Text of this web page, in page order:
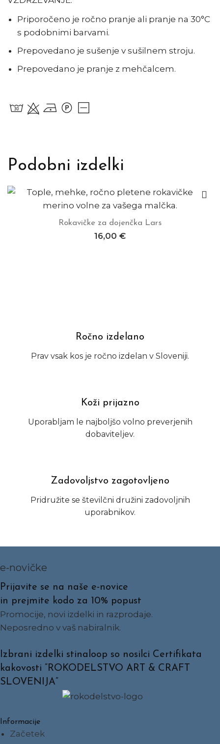
Priporočeno je ročno pranje ali pranje na 30°C
s podobnimi barvami.
Prepovedano je sušenje v sušilnem stroju.
Prepovedano je pranje z mehčalcem.
Podobni izdelki
Dodaj v košarico
Rokavičke za dojenčka Lars
16,00 €
Ročno izdelano
Prav vsak kos je ročno izdelan v Sloveniji.
Koži prijazno
Uporabljam le najboljšo volno preverjenih
dobaviteljev.
Zadovoljstvo zagotovljeno
Pridružite se številčni družini zadovoljnih
uporabnikov.
e-novičke
Prijavite se na naše e-novice
in prejmite kodo za 10% popust
Promocije, novi izdelki in razprodaje.
Neposredno v vaš nabiralnik.
Izbrani izdelki stinaloop so nosilci Certifikata
kakovosti ”ROKODELSTVO ART & CRAFT
SLOVENIJA”
Informacije
Začetek